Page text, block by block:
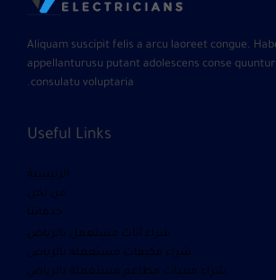
Aliquam suscipit felis a arcu laoreet congue.
appellanturusu putant adolescens conse
consulatu voluptaria.
Useful Links
الرئيسية
من نحن
خدماتنا
شراء أثاث مستعمل بالرياض
شراء مكيفات مستعمله بالرياض
شراء معدات مطاعم مستعملة بالرياض